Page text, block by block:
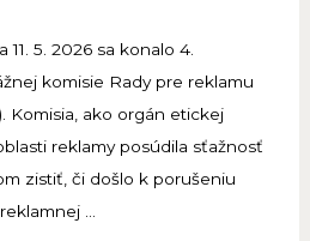
11. 5. 2026 sa konalo 4.
komisie Rady pre reklamu
Komisia, ako orgán etickej
reklamy posúdila sťažnosť
zistiť, či došlo k porušeniu
…